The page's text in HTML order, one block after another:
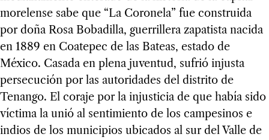
morelense sabe que “La Coronela” fue construida
por doña Rosa Bobadilla, guerrillera zapatista nacida
en 1889 en Coatepec de las Bateas, estado de
México. Casada en plena juventud, sufrió injusta
persecución por las autoridades del distrito de
Tenango. El coraje por la injusticia de que había sido
víctima la unió al sentimiento de los campesinos e
indios de los municipios ubicados al sur del Valle de